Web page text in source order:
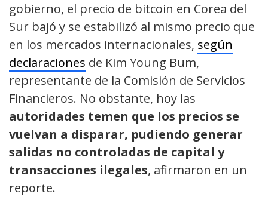
gobierno, el precio de bitcoin en Corea del
Sur bajó y se estabilizó al mismo precio que
en los mercados internacionales, según
declaraciones de Kim Young Bum,
representante de la Comisión de Servicios
Financieros. No obstante, hoy las
autoridades temen que los precios se
vuelvan a disparar, pudiendo generar
salidas no controladas de capital y
transacciones ilegales, afirmaron en un
reporte.